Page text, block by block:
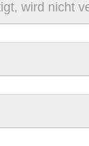
wird nicht